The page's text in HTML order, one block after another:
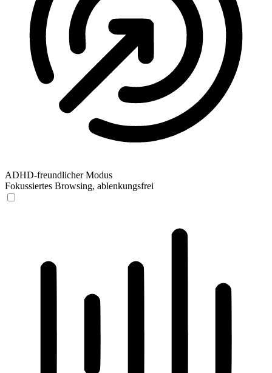
ADHD-freundlicher Modus
Fokussiertes Browsing, ablenkungsfrei